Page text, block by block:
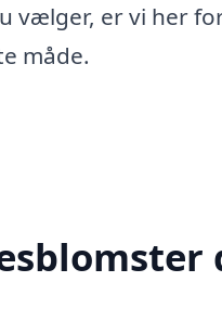
vælger, er vi her
måde.